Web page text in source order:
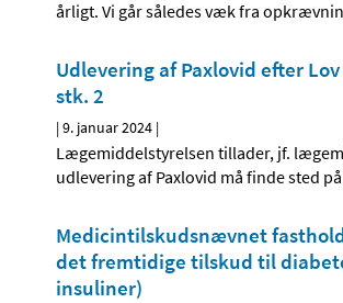
årligt. Vi går således væk fra
Udlevering af Paxlovid efter
stk. 2
|9. januar 2024 |
Lægemiddelstyrelsen tillader, jf.
udlevering af Paxlovid må finde sted
Medicintilskudsnævnet
det fremtidige tilskud til
insuliner)